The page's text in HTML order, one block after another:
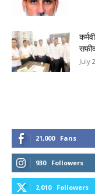
July
21,000 Fans
930 Followers
2,010 Followers